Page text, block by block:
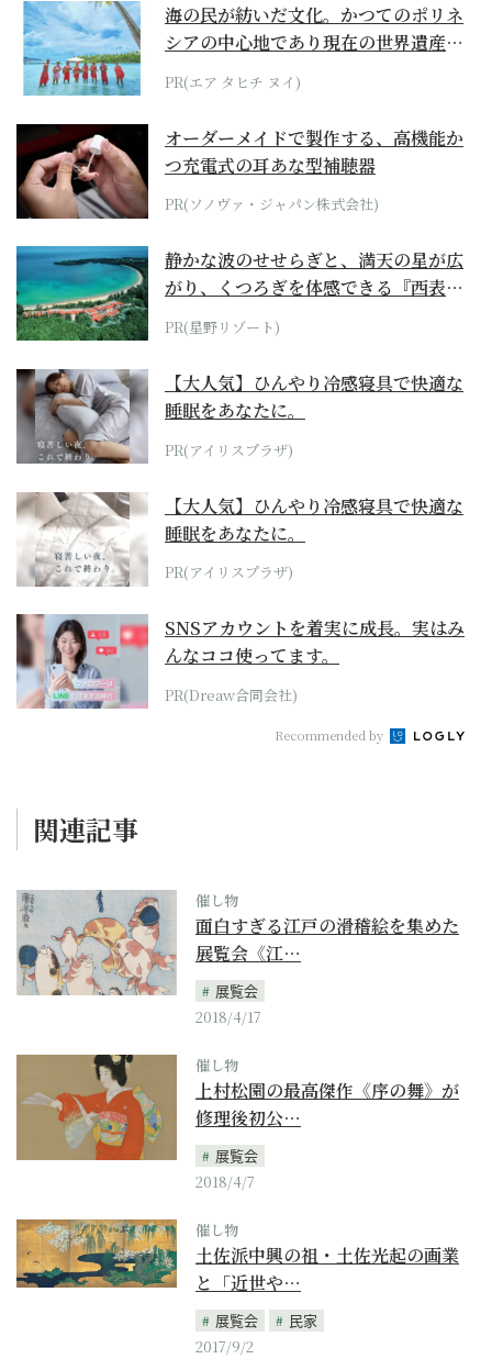
海の民が紡いだ文化。かつてのポリネ
シアの中心地であり現在の世界遺産か
らみえてくる...
PR(エア タヒチ ヌイ)
オーダーメイドで製作する、高機能か
つ充電式の耳あな型補聴器
PR(ソノヴァ・ジャパン株式会社)
静かな波のせせらぎと、満天の星が広
がり、くつろぎを体感できる『西表島
ホテル by...
PR(星野リゾート)
【大人気】ひんやり冷感寝具で快適な
睡眠をあなたに。
PR(アイリスプラザ)
【大人気】ひんやり冷感寝具で快適な
睡眠をあなたに。
PR(アイリスプラザ)
SNSアカウントを着実に成長。実はみ
んなココ使ってます。
PR(Dreaw合同会社)
Recommended by
関連記事
催し物
面白すぎる江戸の滑稽絵を集めた
展覧会《江…
展覧会
2018/4/17
催し物
上村松園の最高傑作《序の舞》が
修理後初公…
展覧会
2018/4/7
催し物
土佐派中興の祖・土佐光起の画業
と「近世や…
展覧会
民家
2017/9/2